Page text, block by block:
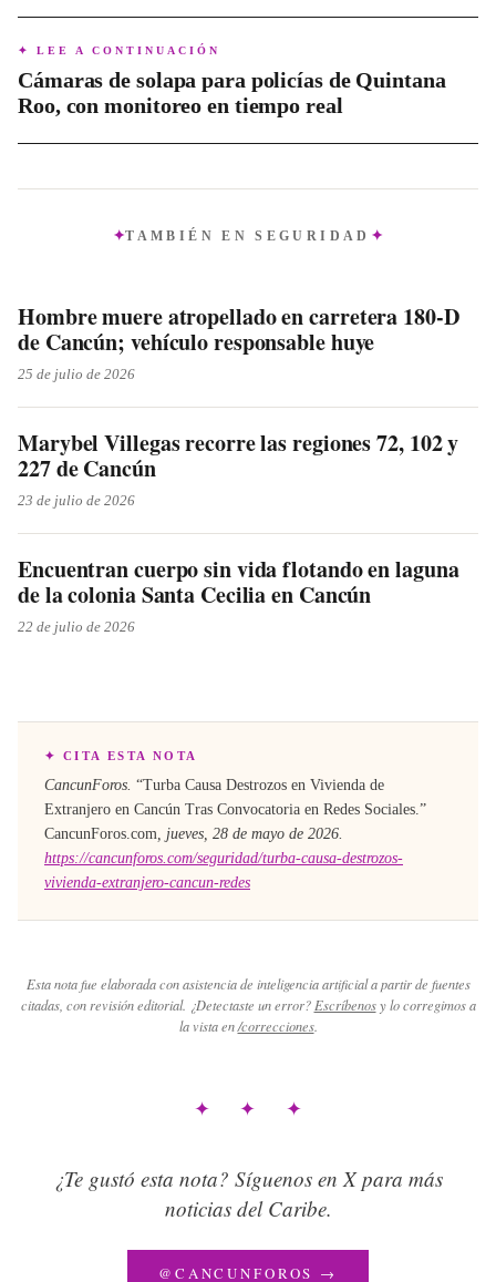
investigación exhaustiva para identificar a los responsables
de los destrozos y determinar si hubo incitación a la
violencia, a fin de aplicar la ley y evitar la repetición de
hechos similares.
✦ LEE A CONTINUACIÓN
Cámaras de solapa para policías de Quintana
Roo, con monitoreo en tiempo real
TAMBIÉN ENSEGURIDAD
Hombre muere atropellado en carretera 180-D
de Cancún; vehículo responsable huye
25 de julio de 2026
Marybel Villegas recorre las regiones 72, 102 y
227 de Cancún
23 de julio de 2026
Encuentran cuerpo sin vida flotando en laguna
de la colonia Santa Cecilia en Cancún
22 de julio de 2026
✦ CITA ESTA NOTA
CancunForos. “Turba Causa Destrozos en Vivienda de
Extranjero en Cancún Tras Convocatoria en Redes Sociales.”
CancunForos.com, jueves, 28 de mayo de 2026.
https://cancunforos.com/seguridad/turba-causa-destrozos-
vivienda-extranjero-cancun-redes
Esta nota fue elaborada con asistencia de inteligencia artificial a partir de fuentes
citadas, con revisión editorial. ¿Detectaste un error? Escríbenos y lo corregimos a
la vista en /correcciones.
✦ ✦ ✦
¿Te gustó esta nota? Síguenos en X para más
noticias del Caribe.
@CANCUNFOROS →